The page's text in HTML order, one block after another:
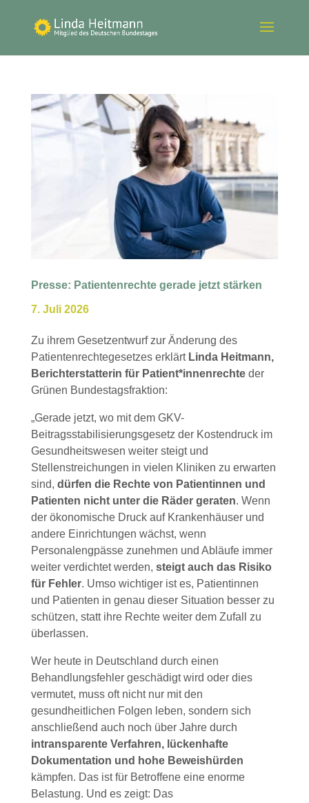
Presse: Patientenrechte gerade jetzt stärken
7. Juli 2026
Zu ihrem Gesetzentwurf zur Änderung des
Patientenrechtegesetzes erklärt Linda Heitmann,
Berichterstatterin für Patient*innenrechteder
Grünen Bundestagsfraktion:
„Gerade jetzt, wo mit dem GKV-
Beitragsstabilisierungsgesetz der Kostendruck im
Gesundheitswesen weiter steigt und
Stellenstreichungen in vielen Kliniken zu erwarten
sind, dürfen die Rechte von Patientinnen und
Patienten nicht unter die Räder geraten. Wenn
der ökonomische Druck auf Krankenhäuser und
andere Einrichtungen wächst, wenn
Personalengpässe zunehmen und Abläufe immer
weiter verdichtet werden, steigt auch das Risiko
für Fehler. Umso wichtiger ist es, Patientinnen
und Patienten in genau dieser Situation besser zu
schützen, statt ihre Rechte weiter dem Zufall zu
überlassen.
Wer heute in Deutschland durch einen
Behandlungsfehler geschädigt wird oder dies
vermutet, muss oft nicht nur mit den
gesundheitlichen Folgen leben, sondern sich
anschließend auch noch über Jahre durch
intransparente Verfahren, lückenhafte
Dokumentation und hohe Beweishürden
kämpfen. Das ist für Betroffene eine enorme
Belastung. Und es zeigt: Das